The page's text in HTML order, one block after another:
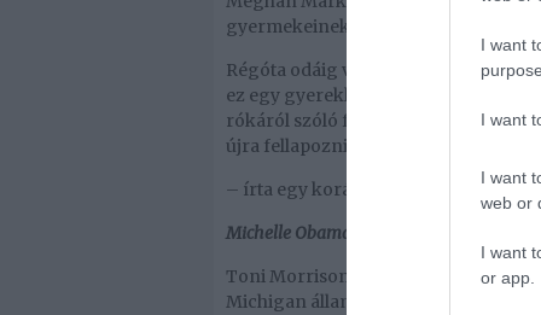
I want
I want
I want
web or
I want
or app.
gyermekeinek is gyakran olvas.
Régóta odáig vagyok ezért a
ez egy gyerekkönyvnek álcázott,
rókáról szóló fejezet olyan igazságot
újra fellapozni
– írta egy korábbi posztjában a
Michelle Obama – Toni Morrison:
Toni Morrison Salamon-ének című,
Michigan államban élő afro-